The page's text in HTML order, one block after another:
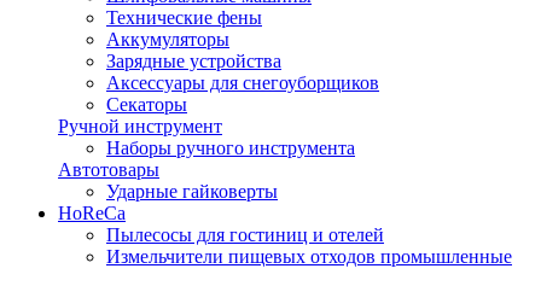
Технические фены
Аккумуляторы
Зарядные устройства
Аксессуары для снегоуборщиков
Секаторы
Ручной инструмент
Наборы ручного инструмента
Автотовары
Ударные гайковерты
HoReCa
Пылесосы для гостиниц и отелей
Измельчители пищевых отходов промышленные